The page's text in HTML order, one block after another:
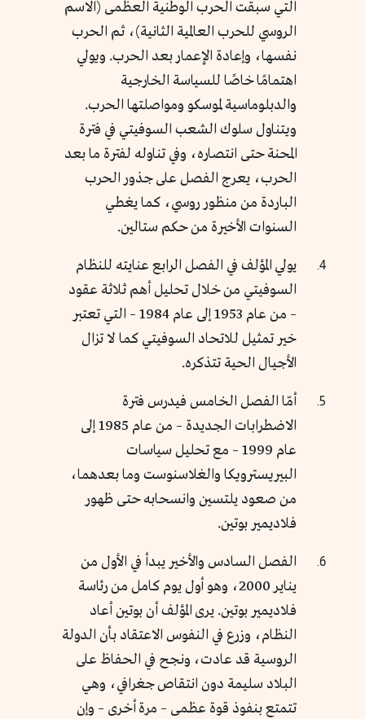
التي سبقت الحرب الوطنية العظمى (الاسم
الروسي للحرب العالمية الثانية)، ثم الحرب
نفسها، وإعادة الإعمار بعد الحرب. ويولي
اهتمامًا خاصًا للسياسة الخارجية
والدبلوماسية لموسكو ومواصلتها الحرب.
ويتناول سلوك الشعب السوفيتي في فترة
المحنة حتى انتصاره، وفي تناوله لفترة ما بعد
الحرب، يعرج الفصل على جذور الحرب
الباردة من منظور روسي، كما يغطي
السنوات الأخيرة من حكم ستالين.
يولي المؤلف في الفصل الرابع عنايته للنظام
السوفيتي من خلال تحليل أهم ثلاثة عقود
– من عام 1953 إلى عام 1984 – التي تعتبر
خير تمثيل للاتحاد السوفيتي كما لا تزال
الأجيال الحية تتذكره.
أمّا الفصل الخامس فيدرس فترة
الاضطرابات الجديدة – من عام 1985 إلى
عام 1999 – مع تحليل سياسات
البيريسترويكا والغلاسنوست وما بعدهما،
من صعود يلتسين وانسحابه حتى ظهور
فلاديمير بوتين.
الفصل السادس والأخير يبدأ في الأول من
يناير 2000، وهو أول يوم كامل من رئاسة
فلاديمير بوتين. يرى المؤلف أن بوتين أعاد
النظام، وزرع في النفوس الاعتقاد بأن الدولة
الروسية قد عادت، ونجح في الحفاظ على
البلاد سليمة دون انتقاص جغرافي، وهي
تتمتع بنفوذ قوة عظمى – مرة أخرى – وإن